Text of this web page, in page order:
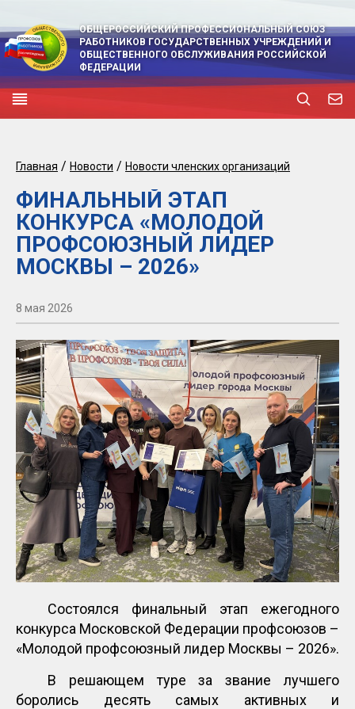
ОБЩЕРОССИЙСКИЙ ПРОФЕССИОНАЛЬНЫЙ СОЮЗ
РАБОТНИКОВ ГОСУДАРСТВЕННЫХ УЧРЕЖДЕНИЙ И
ОБЩЕСТВЕННОГО ОБСЛУЖИВАНИЯ РОССИЙСКОЙ
ФЕДЕРАЦИИ
Главная / Новости / Новости членских организаций
ФИНАЛЬНЫЙ ЭТАП
КОНКУРСА «МОЛОДОЙ
ПРОФСОЮЗНЫЙ ЛИДЕР
МОСКВЫ – 2026»
8 мая 2026
Состоялся финальный этап ежегодного
конкурса Московской Федерации профсоюзов –
«Молодой профсоюзный лидер Москвы – 2026».
В решающем туре за звание лучшего
боролись десять самых активных и